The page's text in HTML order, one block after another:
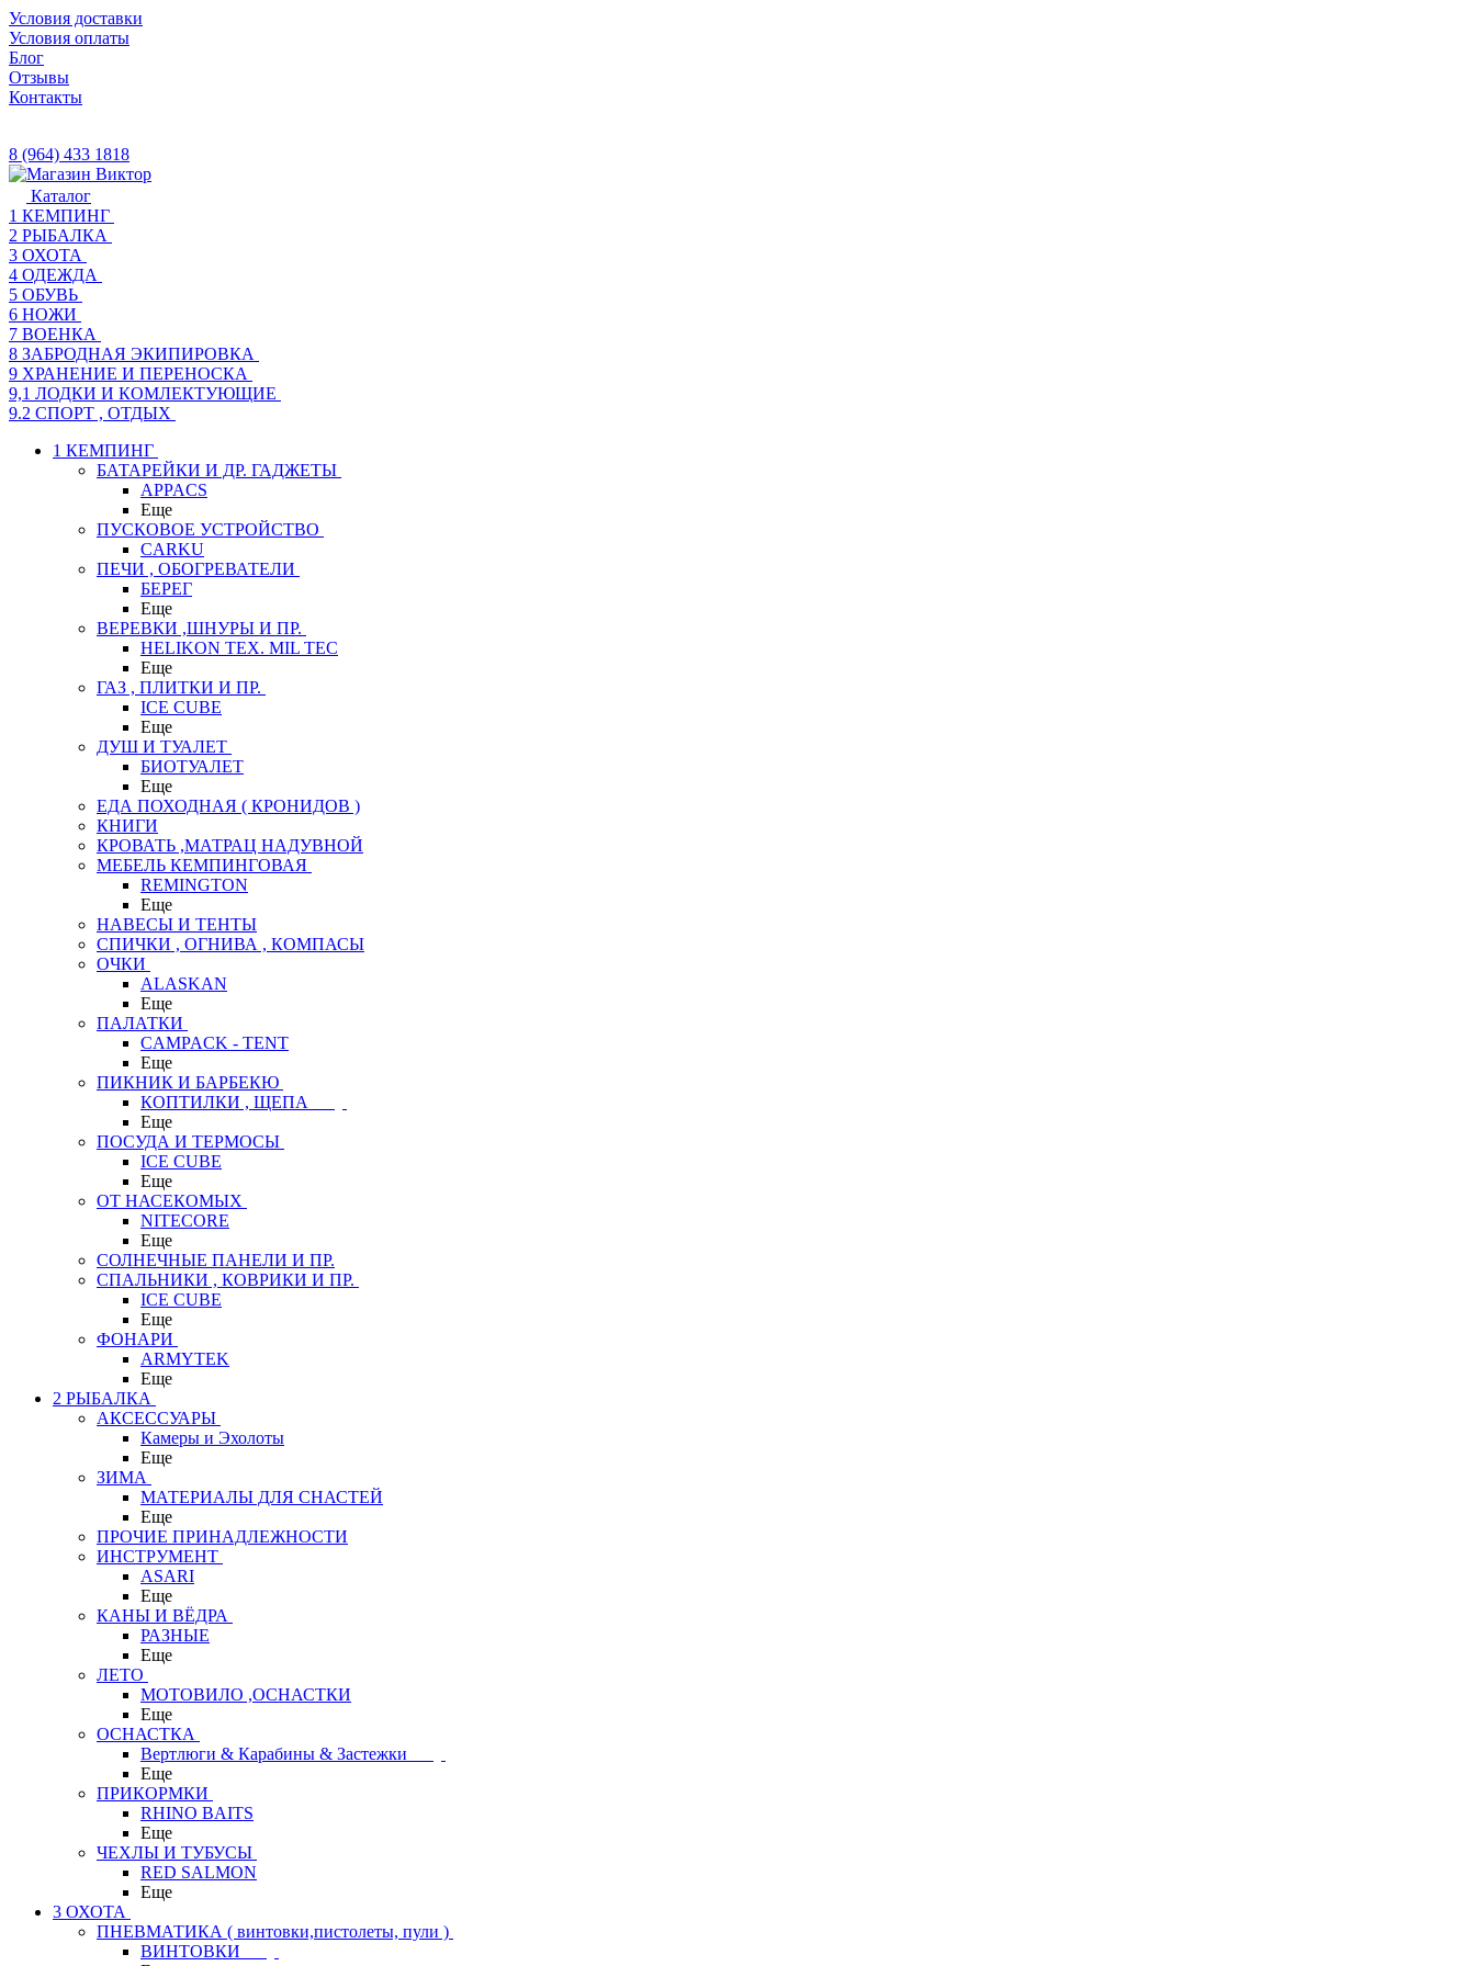
Условия доставки
Условия оплаты
Блог
Отзывы
Контакты
8 (964) 433 1818
Каталог
1 КЕМПИНГ
2 РЫБАЛКА
3 ОХОТА
4 ОДЕЖДА
5 ОБУВЬ
6 НОЖИ
7 ВОЕНКА
8 ЗАБРОДНАЯ ЭКИПИРОВКА
9 ХРАНЕНИЕ И ПЕРЕНОСКА
9,1 ЛОДКИ И КОМЛЕКТУЮЩИЕ
9.2 СПОРТ , ОТДЫХ
1 КЕМПИНГ
БАТАРЕЙКИ И ДР. ГАДЖЕТЫ
APPACS
Еще
ПУСКОВОЕ УСТРОЙСТВО
CARKU
ПЕЧИ , ОБОГРЕВАТЕЛИ
БЕРЕГ
Еще
ВЕРЕВКИ ,ШНУРЫ И ПР.
HELIKON TEX. MIL TEC
Еще
ГАЗ , ПЛИТКИ И ПР.
ICE CUBE
Еще
ДУШ И ТУАЛЕТ
БИОТУАЛЕТ
Еще
ЕДА ПОХОДНАЯ ( КРОНИДОВ )
КНИГИ
КРОВАТЬ ,МАТРАЦ НАДУВНОЙ
МЕБЕЛЬ КЕМПИНГОВАЯ
REMINGTON
Еще
НАВЕСЫ И ТЕНТЫ
СПИЧКИ , ОГНИВА , КОМПАСЫ
ОЧКИ
ALASKAN
Еще
ПАЛАТКИ
CAMPACK - TENT
Еще
ПИКНИК И БАРБЕКЮ
КОПТИЛКИ , ЩЕПА
Еще
ПОСУДА И ТЕРМОСЫ
ICE CUBE
Еще
ОТ НАСЕКОМЫХ
NITECORE
Еще
СОЛНЕЧНЫЕ ПАНЕЛИ И ПР.
СПАЛЬНИКИ , КОВРИКИ И ПР.
ICE CUBE
Еще
ФОНАРИ
ARMYTEK
Еще
2 РЫБАЛКА
АКСЕССУАРЫ
Камеры и Эхолоты
Еще
ЗИМА
МАТЕРИАЛЫ ДЛЯ СНАСТЕЙ
Еще
ПРОЧИЕ ПРИНАДЛЕЖНОСТИ
ИНСТРУМЕНТ
ASARI
Еще
КАНЫ И ВЁДРА
РАЗНЫЕ
Еще
ЛЕТО
МОТОВИЛО ,ОСНАСТКИ
Еще
ОСНАСТКА
Вертлюги & Карабины & Застежки
Еще
ПРИКОРМКИ
RHINO BAITS
Еще
ЧЕХЛЫ И ТУБУСЫ
RED SALMON
Еще
3 ОХОТА
ПНЕВМАТИКА ( винтовки,пистолеты, пули )
ВИНТОВКИ